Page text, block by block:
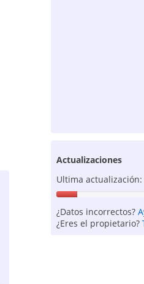
Actualizaciones
Ultima
¿Datos incorrectos?
¿Eres el propietario?